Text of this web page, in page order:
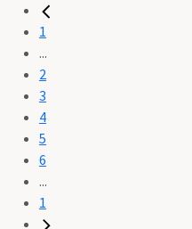
1
...
2
3
4
5
6
...
1